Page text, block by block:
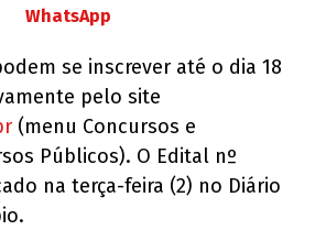
WhatsApp
se inscrever até o dia 18
pelo site
(menu Concursos e
Públicos). O Edital nº
na terça-feira (2) no Diário